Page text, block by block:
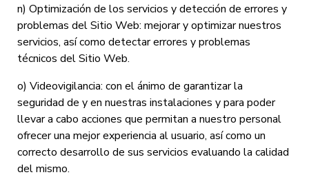
n) Optimización de los servicios y detección de errores y
problemas del Sitio Web: mejorar y optimizar nuestros
servicios, así como detectar errores y problemas
técnicos del Sitio Web.
o) Videovigilancia: con el ánimo de garantizar la
seguridad de y en nuestras instalaciones y para poder
llevar a cabo acciones que permitan a nuestro personal
ofrecer una mejor experiencia al usuario, así como un
correcto desarrollo de sus servicios evaluando la calidad
del mismo.